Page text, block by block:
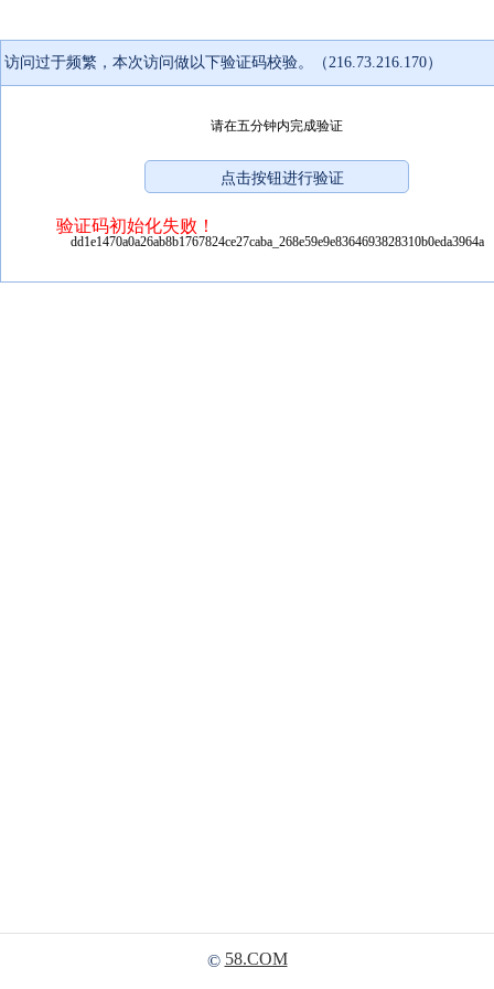
访问过于频繁，本次访问做以下验证码校验。（216.73.216.170）
请在五分钟内完成验证
验证码初始化失败！
dd1e1470a0a26ab8b1767824ce27caba_268e59e9e8364693828310b0eda3964a
© 58.COM